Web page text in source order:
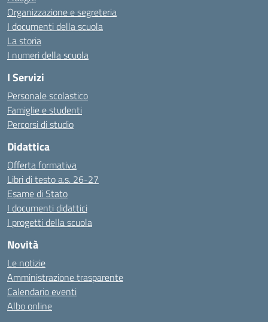
Organizzazione e segreteria
I documenti della scuola
La storia
I numeri della scuola
I Servizi
Personale scolastico
Famiglie e studenti
Percorsi di studio
Didattica
Offerta formativa
Libri di testo a.s. 26-27
Esame di Stato
I documenti didattici
I progetti della scuola
Novità
Le notizie
Amministrazione trasparente
Calendario eventi
Albo online